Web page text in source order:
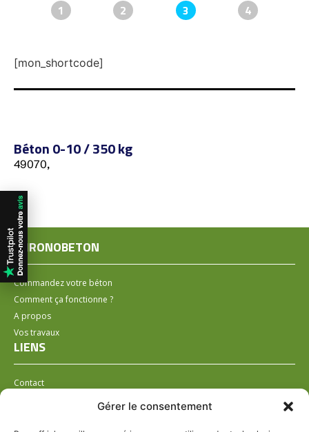
Gérer le consentement
1 2 3 4
[mon_shortcode]
Béton 0-10 / 350 kg
49070,
CHRONOBETON
Commandez votre béton
Comment ça fonctionne ?
A propos
Vos travaux
LIENS
Contact